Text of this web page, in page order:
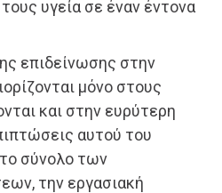
υγεία σε έναν έντονα
επιδείνωσης στην
μόνο στους
και στην ευρύτερη
αυτού του
σύνολο των
την εργασιακή